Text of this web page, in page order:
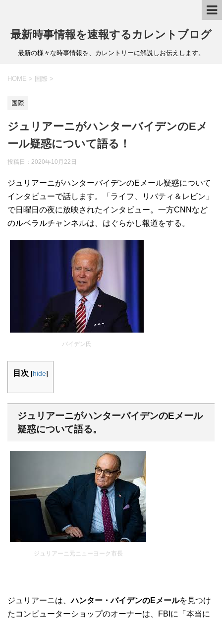
最新時事情報を速報するカレントブログ
最新の様々な時事情報を、カレントリーに解説しお伝えします。
HOME > 国際 >
国際
ジュリアーニがハンターバイデンのEメ
ール疑惑について語る！
投稿日： 2020年10月22日
ジュリアーニがハンターバイデンのEメール疑惑について
インタビューで話します。「ライフ、リバティ＆レビン」
で日曜日の夜に放映されたインタビュー。一方CNNなど
のルベラルチャンネルは、はぐらかし報道をする。
バイデン氏
目次 [hide]
ジュリアーニがハンターバイデンのEメール
疑惑について語る。
ジュリアーニ元ニューヨーク市長
ジュリアーニは、ハンター・バイデンのEメールを見つけ
たコンピューターショップのオーナーは、FBIに「本当に